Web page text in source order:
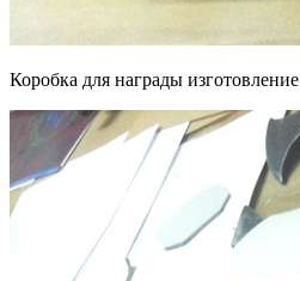
Коробка для награды изготовление